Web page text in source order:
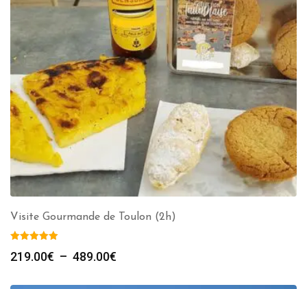
Visite Gourmande de Toulon (2h)
219.00€ – 489.00€